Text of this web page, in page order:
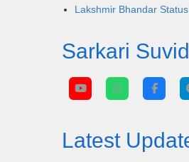
Lakshmir Bhandar Status
Sarkari
Latest